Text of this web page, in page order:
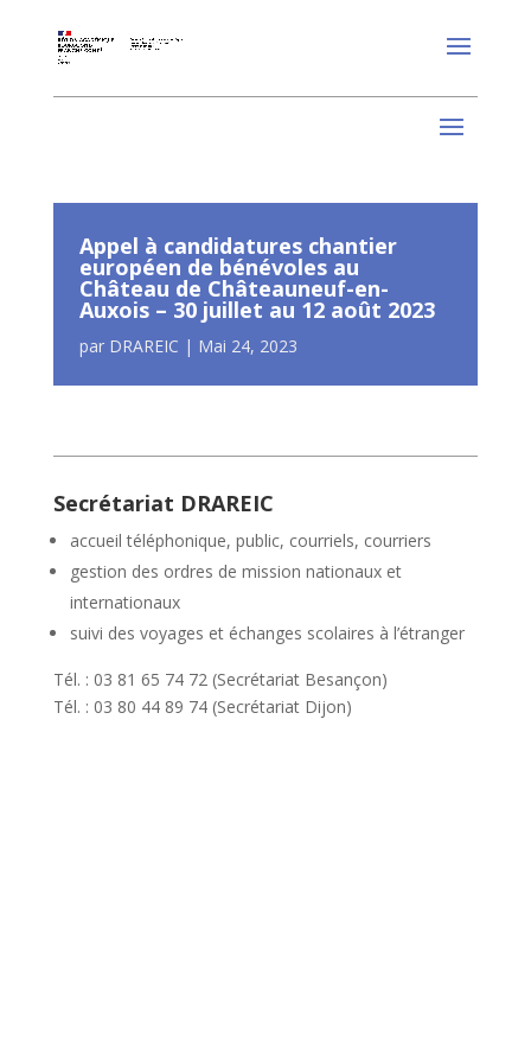
Appel à candidatures chantier
européen de bénévoles au
Château de Châteauneuf-en-
Auxois – 30 juillet au 12 août 2023
par DRAREIC | Mai 24, 2023
Secrétariat DRAREIC
accueil téléphonique, public, courriels, courriers
gestion des ordres de mission nationaux et
internationaux
suivi des voyages et échanges scolaires à l’étranger
Tél. : 03 81 65 74 72 (Secrétariat Besançon)
Tél. : 03 80 44 89 74 (Secrétariat Dijon)